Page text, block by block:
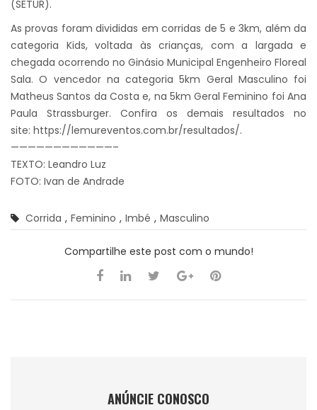
(SETUR).
As provas foram divididas em corridas de 5 e 3km, além da
categoria Kids, voltada às crianças, com a largada e
chegada ocorrendo no Ginásio Municipal Engenheiro Floreal
Sala. O vencedor na categoria 5km Geral Masculino foi
Matheus Santos da Costa e, na 5km Geral Feminino foi Ana
Paula Strassburger. Confira os demais resultados no
site: https://lemureventos.com.br/resultados/.
————————————–
TEXTO: Leandro Luz
FOTO: Ivan de Andrade
Corrida , Feminino , Imbé , Masculino
Compartilhe este post com o mundo!
ANÚNCIE CONOSCO